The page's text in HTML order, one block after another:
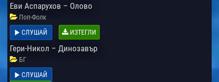
Еви Аспарухов – Олово
Поп-Фолк
СЛУШАЙ
ИЗТЕГЛИ
Гери-Никол – Динозавър
БГ
СЛУШАЙ